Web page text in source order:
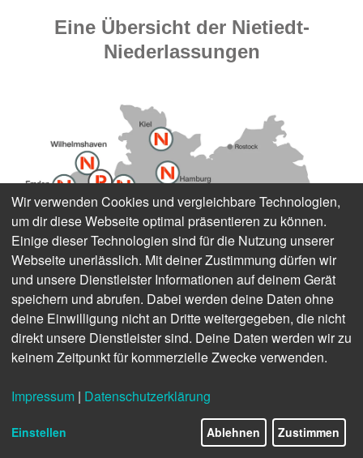
Eine Übersicht der Nietiedt-
Niederlassungen
Wir verwenden Cookies und vergleichbare Technologien,
um dir diese Webseite optimal präsentieren zu können.
Einige dieser Technologien sind für die Nutzung unserer
Webseite unerlässlich. Mit deiner Zustimmung dürfen wir
und unsere Dienstleister Informationen auf deinem Gerät
speichern und abrufen. Dabei werden deine Daten ohne
deine Einwilligung nicht an Dritte weitergegeben, die nicht
direkt unsere Dienstleister sind. Deine Daten werden wir zu
keinem Zeitpunkt für kommerzielle Zwecke verwenden.
Impressum | Datenschutzerklärung
Einstellen Ablehnen Zustimmen